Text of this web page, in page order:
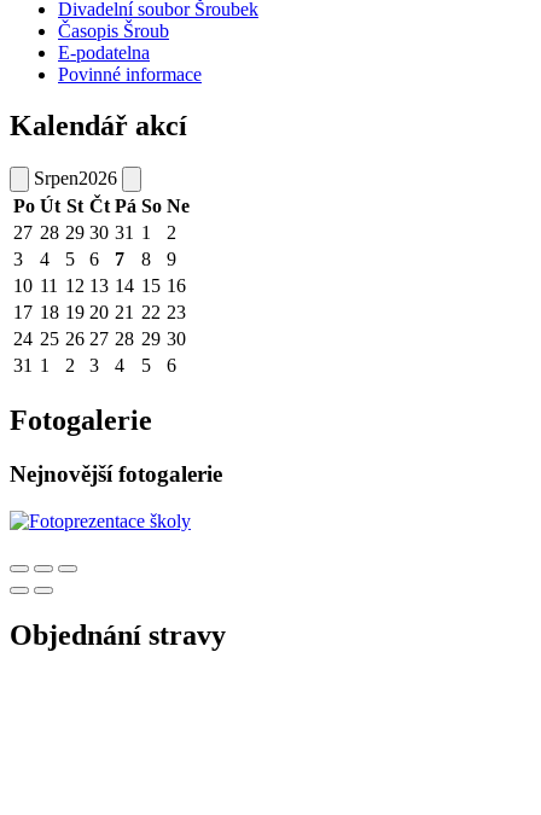
Divadelní soubor Šroubek
Časopis Šroub
E-podatelna
Povinné informace
Kalendář akcí
Srpen2026
Po Út St Čt Pá So Ne
27 28 29 30 31 1
2
3
4 5 6 7 8
9
10 11 12 13 14 15 16
17 18 19 20 21 22 23
24 25 26 27 28 29 30
31 1 2 3 4 5 6
Fotogalerie
Nejnovější fotogalerie
Objednání stravy